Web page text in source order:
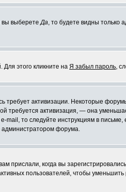
вы выберетеДа, то будете видны только
этого кликните на Я забыл пароль,
активизации. Некоторые
требуется активизация, — она
то следуйте инструкциям в
администратором форума.
когда вы
пользователей, чтобы